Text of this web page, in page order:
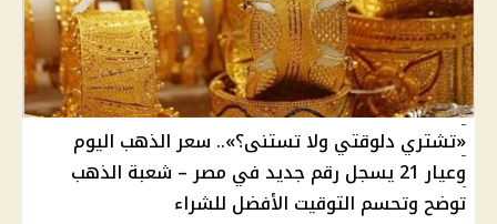
«تشتري دلوقتي ولا تستنى؟».. سعر الذهب اليوم
وعيار 21 يسجل رقم جديد في مصر – شعبة الذهب
توضح وتحسم التوقيت الأفضل للشراء